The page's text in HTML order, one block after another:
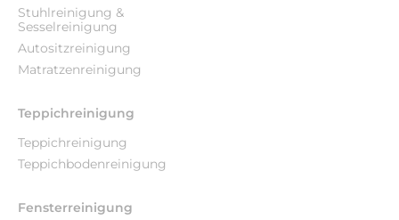
Stuhlreinigung &
Sesselreinigung
Autositzreinigung
Matratzenreinigung
Teppichreinigung
Teppichreinigung
Teppichbodenreinigung
Fensterreinigung